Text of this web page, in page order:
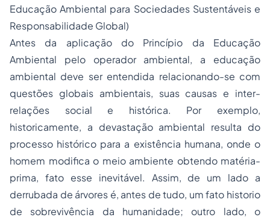
Educação Ambiental para SociedadesSustentáveis e
Responsabilidade Global)
Antes da aplicação do Princípio da Educação
Ambiental pelo operador ambiental, a educação
ambiental deve ser entendida relacionando-se com
questões globais ambientais, suas causas e inter-
relações social e histórica. Por exemplo,
historicamente, a devastação ambiental resulta do
processo histórico para a existência humana, onde o
homem modifica o meio ambiente obtendo matéria-
prima, fato esse inevitável. Assim, de um lado a
derrubada de árvores é, antes de tudo, um fato historio
de sobrevivência da humanidade; outro lado, o